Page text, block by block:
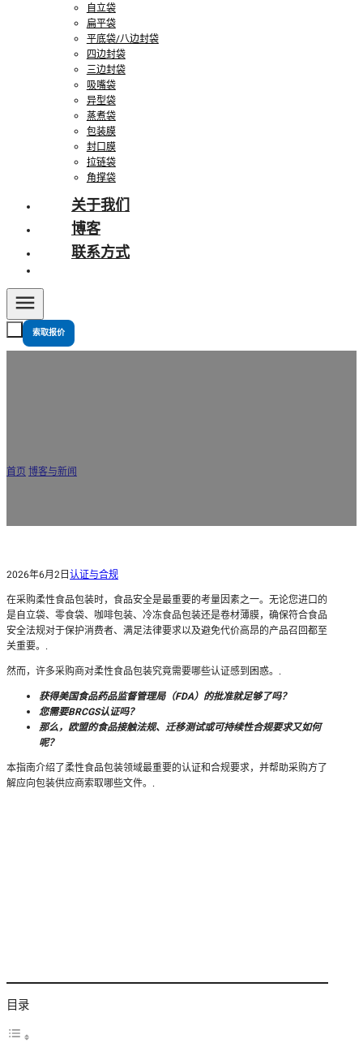
自立袋
扁平袋
平底袋/八边封袋
四边封袋
三边封袋
吸嘴袋
异型袋
蒸煮袋
包装膜
封口膜
拉链袋
角撑袋
关于我们
博客
联系方式
索取报价
首页 博客与新闻
2026年6月2日认证与合规
在采购柔性食品包装时，食品安全是最重要的考量因素之一。无论您进口的
是自立袋、零食袋、咖啡包装、冷冻食品包装还是卷材薄膜，确保符合食品
安全法规对于保护消费者、满足法律要求以及避免代价高昂的产品召回都至
关重要。.
然而，许多采购商对柔性食品包装究竟需要哪些认证感到困惑。.
获得美国食品药品监督管理局（FDA）的批准就足够了吗？
您需要BRCGS认证吗？
那么，欧盟的食品接触法规、迁移测试或可持续性合规要求又如何
呢？
本指南介绍了柔性食品包装领域最重要的认证和合规要求，并帮助采购方了
解应向包装供应商索取哪些文件。.
目录